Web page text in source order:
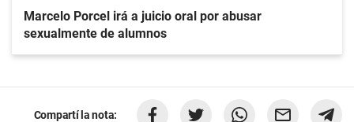
Marcelo Porcel irá a juicio oral por abusar
sexualmente de alumnos
Compartí la nota: